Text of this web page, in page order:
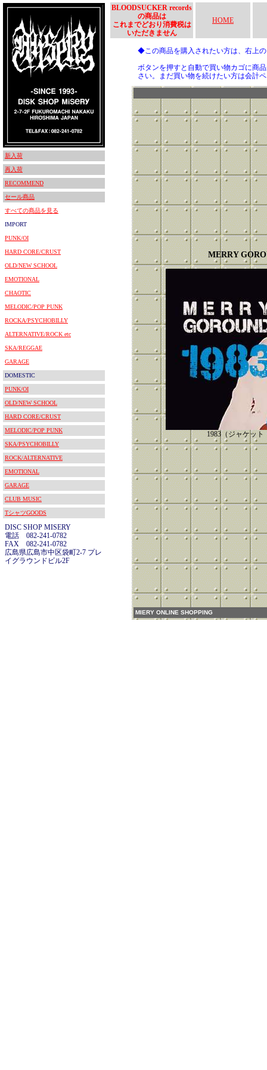
新入荷
再入荷
RECOMMEND
セール商品
すべての商品を見る
IMPORT
PUNK/OI
HARD CORE/CRUST
OLD/NEW SCHOOL
EMOTIONAL
CHAOTIC
MELODIC/POP PUNK
ROCKA/PSYCHOBILLY
ALTERNATIVE/ROCK etc
SKA/REGGAE
GARAGE
DOMESTIC
PUNK/OI
OLD/NEW SCHOOL
HARD CORE/CRUST
MELODIC/POP PUNK
SKA/PSYCHOBILLY
ROCK/ALTERNATIVE
EMOTIONAL
GARAGE
CLUB MUSIC
TシャツGOODS
DISC SHOP MISERY
電話 082-241-0782
FAX 082-241-0782
広島県広島市中区袋町2-7 プレ
イグラウンドビル2F
BLOODSUCKER records
の商品は
これまでどおり消費税は
いただきません
HOME
◆この商品を購入されたい方は、右上
ボタンを押すと自動で買い物カゴに商
さい。まだ買い物を続けたい方は会計
MERRY
1983（ジャケッ
MIERY ONLINE SHOPPING